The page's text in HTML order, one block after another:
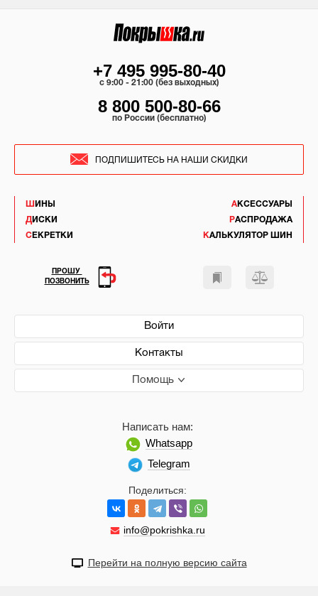
ШИНЫ
ДИСКИ
СЕКРЕТКИ
АКСЕССУАРЫ
РАСПРОДАЖА
КАЛЬКУЛЯТОР ШИН
Войти
Контакты
Помощь
Поделиться:
info@pokrishka.ru
Написать нам:
Whatsapp
Telegram
+7 495 995-80-40
c 9:00 - 21:00 (без выходных)
8 800 500-80-66
по России (бесплатно)
ПОДПИШИТЕСЬ НА НАШИ СКИДКИ
ПРОШУ
ПОЗВОНИТЬ
Перейти на полную версию сайта